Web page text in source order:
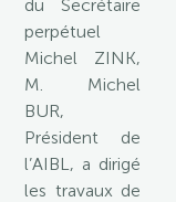
du Secrétaire
perpétuel
Michel ZINK,
M. Michel
BUR,
Président de
l’AIBL, a dirigé
les travaux de